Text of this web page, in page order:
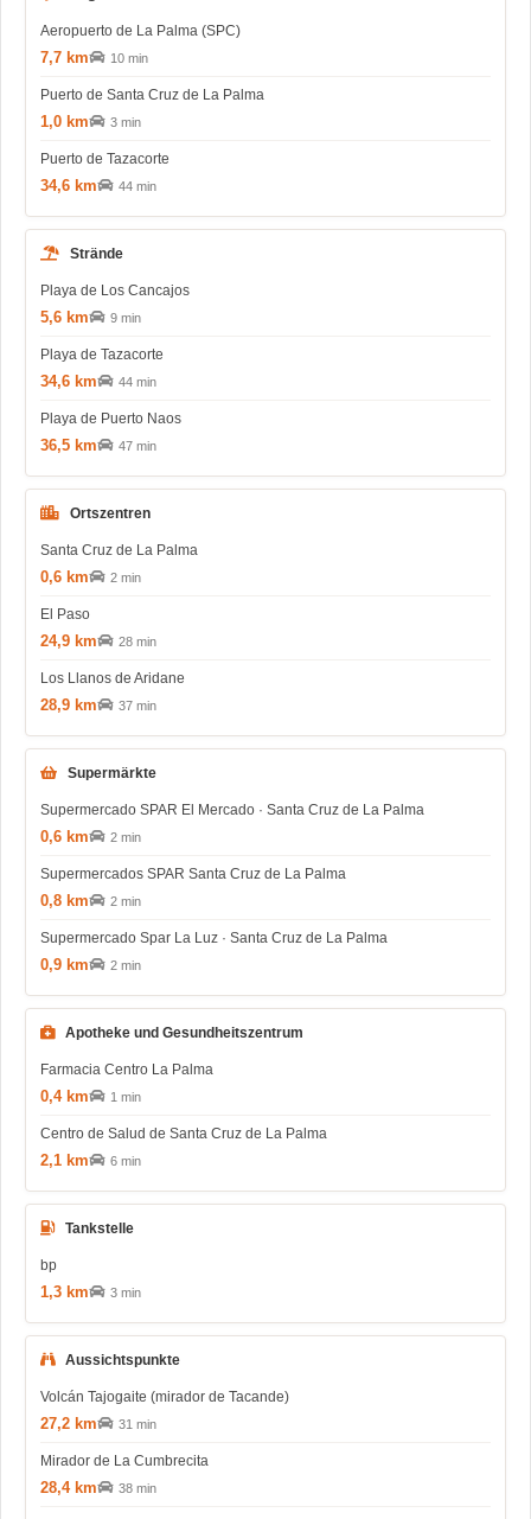
Aeropuerto de La Palma (SPC)
7,7 km 10 min
Puerto de Santa Cruz de La Palma
1,0 km 3 min
Puerto de Tazacorte
34,6 km 44 min
Strände
Playa de Los Cancajos
5,6 km 9 min
Playa de Tazacorte
34,6 km 44 min
Playa de Puerto Naos
36,5 km 47 min
Ortszentren
Santa Cruz de La Palma
0,6 km 2 min
El Paso
24,9 km 28 min
Los Llanos de Aridane
28,9 km 37 min
Supermärkte
Supermercado SPAR El Mercado · Santa Cruz de La Palma
0,6 km 2 min
Supermercados SPAR Santa Cruz de La Palma
0,8 km 2 min
Supermercado Spar La Luz · Santa Cruz de La Palma
0,9 km 2 min
Apotheke und Gesundheitszentrum
Farmacia Centro La Palma
0,4 km 1 min
Centro de Salud de Santa Cruz de La Palma
2,1 km 6 min
Tankstelle
bp
1,3 km 3 min
Aussichtspunkte
Volcán Tajogaite (mirador de Tacande)
27,2 km 31 min
Mirador de La Cumbrecita
28,4 km 38 min